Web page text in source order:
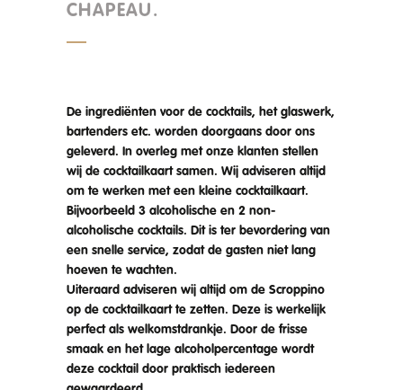
CHAPEAU.
De ingrediënten voor de cocktails, het glaswerk,
bartenders etc. worden doorgaans door ons
geleverd. In overleg met onze klanten stellen
wij de cocktailkaart samen. Wij adviseren altijd
om te werken met een kleine cocktailkaart.
Bijvoorbeeld 3 alcoholische en 2 non-
alcoholische cocktails. Dit is ter bevordering van
een snelle service, zodat de gasten niet lang
hoeven te wachten.
Uiteraard adviseren wij altijd om de Scroppino
op de cocktailkaart te zetten. Deze is werkelijk
perfect als welkomstdrankje. Door de frisse
smaak en het lage alcoholpercentage wordt
deze cocktail door praktisch iedereen